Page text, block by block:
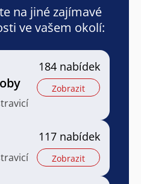
na jiné zajímavé
ve vašem okolí:
184 nabídek
Zobrazit
117 nabídek
Zobrazit